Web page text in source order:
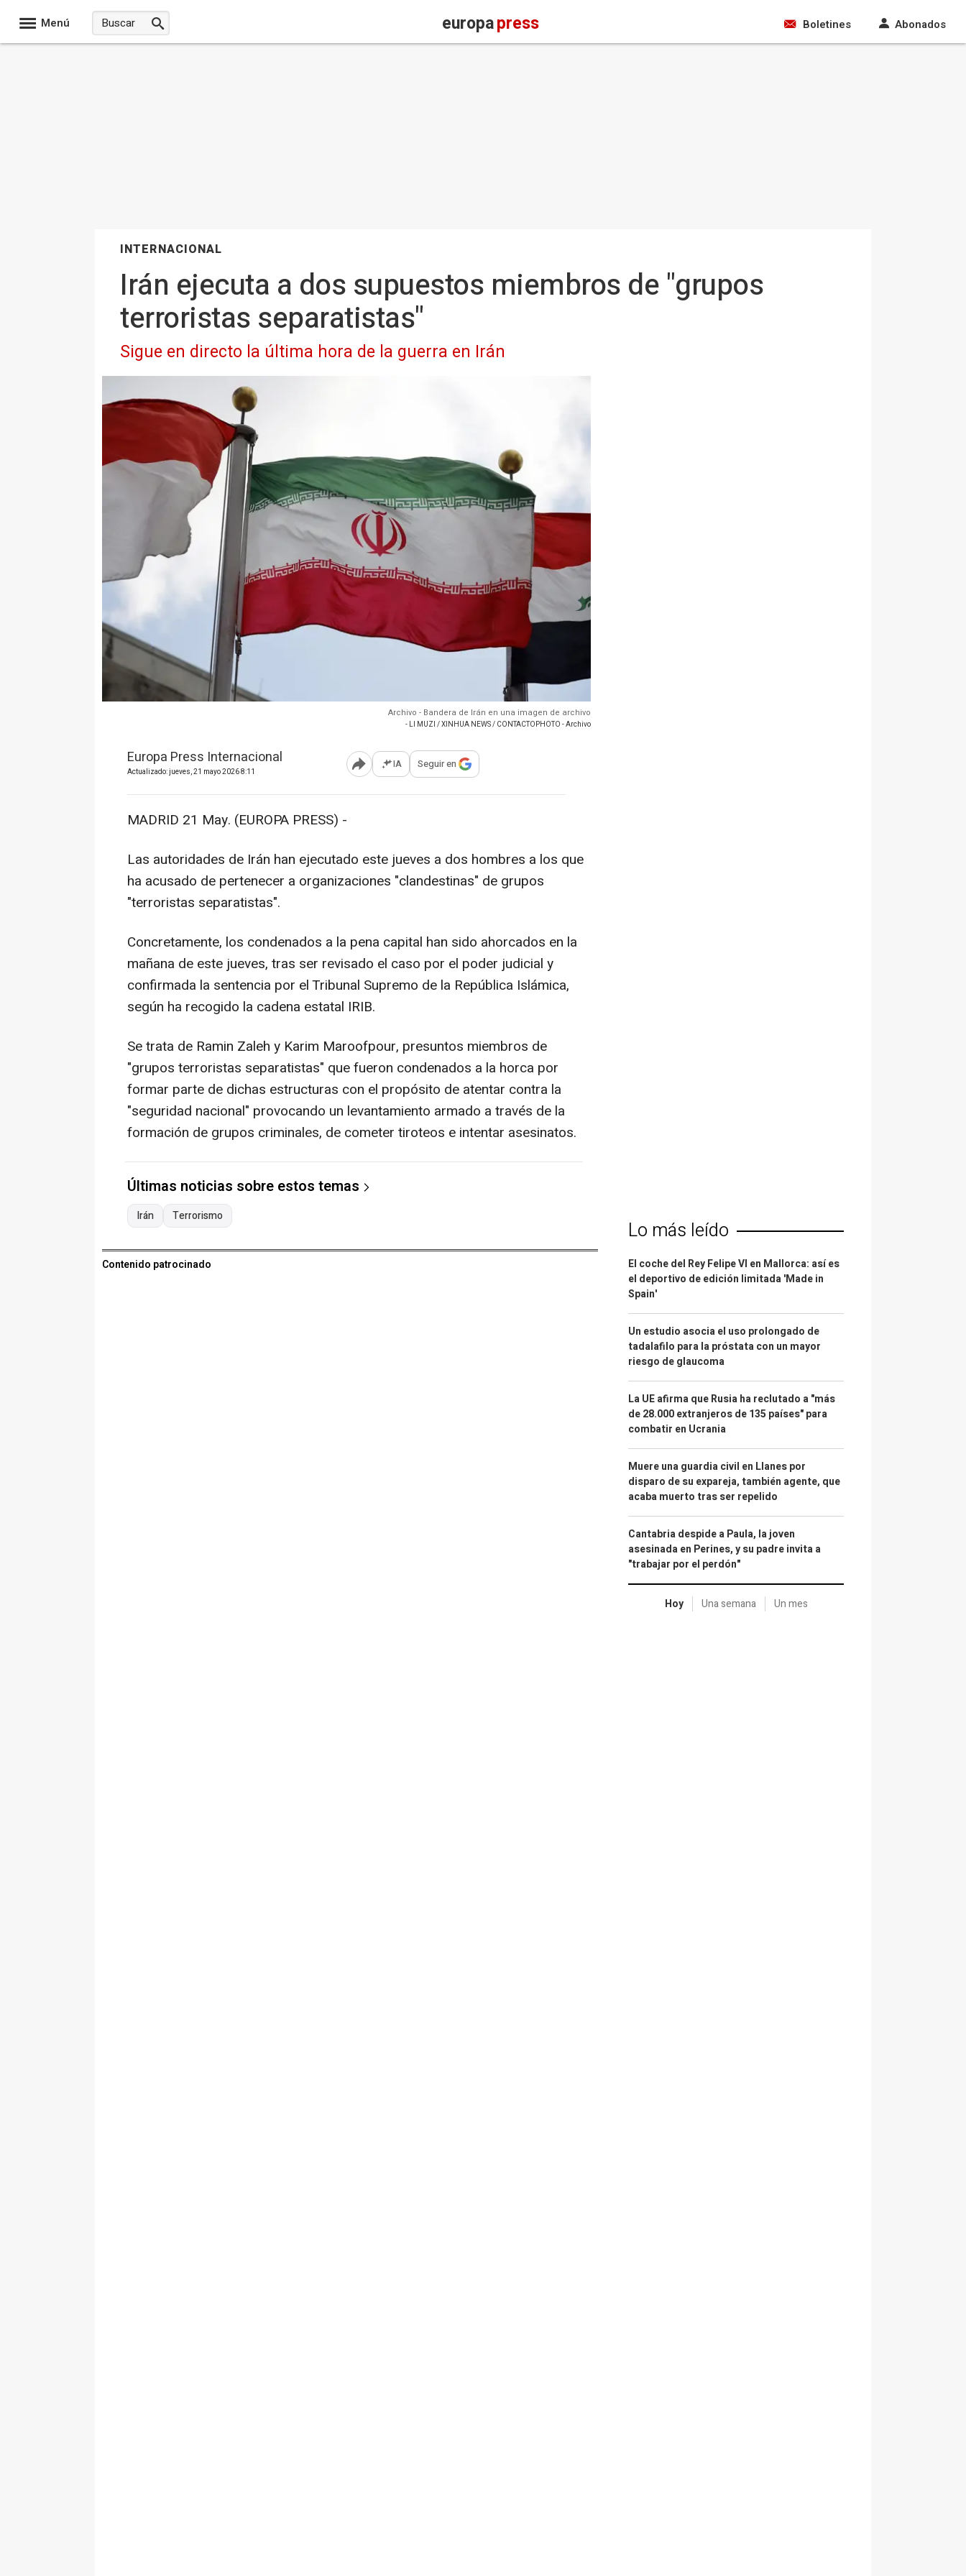
Menú europapress Boletines Abonados
INTERNACIONAL
Irán ejecuta a dos supuestos miembros de "grupos
terroristas separatistas"
Sigue en directo la última hora de la guerra en Irán
Archivo - Bandera de Irán en una imagen de archivo
- LI MUZI / XINHUA NEWS / CONTACTOPHOTO - Archivo
Europa Press Internacional
Actualizado: jueves, 21 mayo 2026 8:11 Abrir opciones para compartir
IA Seguir en
MADRID 21 May. (EUROPA PRESS) -
Las autoridades de Irán han ejecutado este jueves a dos hombres a los que
ha acusado de pertenecer a organizaciones "clandestinas" de grupos
"terroristas separatistas".
Concretamente, los condenados a la pena capital han sido ahorcados en la
mañana de este jueves, tras ser revisado el caso por el poder judicial y
confirmada la sentencia por el Tribunal Supremo de la República Islámica,
según ha recogido la cadena estatal IRIB.
Se trata de Ramin Zaleh y Karim Maroofpour, presuntos miembros de
"grupos terroristas separatistas" que fueron condenados a la horca por
formar parte de dichas estructuras con el propósito de atentar contra la
"seguridad nacional" provocando un levantamiento armado a través de la
formación de grupos criminales, de cometer tiroteos e intentar asesinatos.
Últimas noticias sobre estos temas
Irán Terrorismo
Contenido patrocinado
Lo más leído
El coche del Rey Felipe VI en Mallorca: así es
el deportivo de edición limitada 'Made in
Spain'
Un estudio asocia el uso prolongado de
tadalafilo para la próstata con un mayor
riesgo de glaucoma
La UE afirma que Rusia ha reclutado a "más
de 28.000 extranjeros de 135 países" para
combatir en Ucrania
Muere una guardia civil en Llanes por
disparo de su expareja, también agente, que
acaba muerto tras ser repelido
Cantabria despide a Paula, la joven
asesinada en Perines, y su padre invita a
"trabajar por el perdón"
Hoy Una semana Un mes